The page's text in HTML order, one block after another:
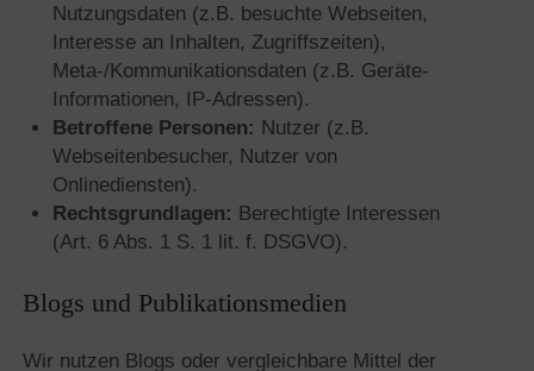
Nutzungsdaten (z.B. besuchte Webseiten,
Interesse an Inhalten, Zugriffszeiten),
Meta-/Kommunikationsdaten (z.B. Geräte-
Informationen, IP-Adressen).
Betroffene Personen: Nutzer (z.B.
Webseitenbesucher, Nutzer von
Onlinediensten).
Rechtsgrundlagen: Berechtigte Interessen
(Art. 6 Abs. 1 S. 1 lit. f. DSGVO).
Blogs und Publikationsmedien
Wir nutzen Blogs oder vergleichbare Mittel der